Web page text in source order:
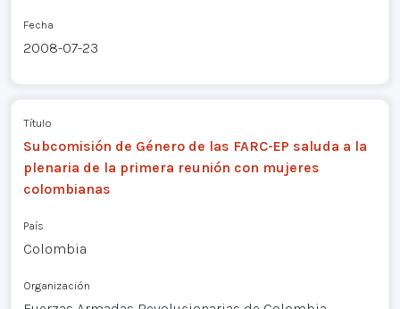
Fecha
2008-07-23
Título
Subcomisión de Género de las FARC-EP saluda a la
plenaria de la primera reunión con mujeres
colombianas
País
Colombia
Organización